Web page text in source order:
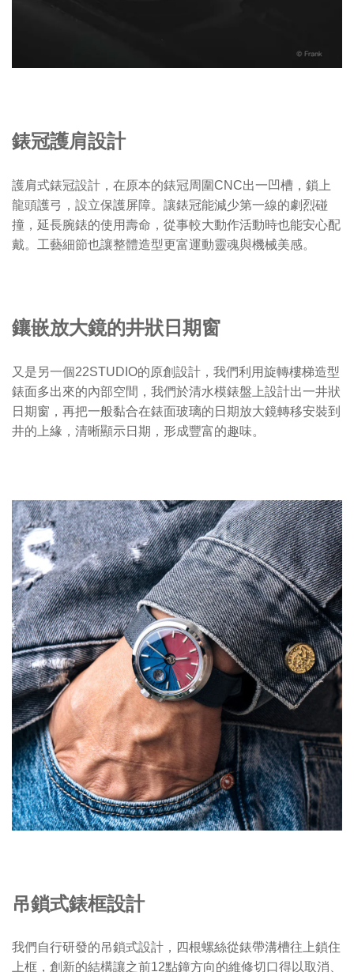
錶冠護肩設計
護肩式錶冠設計，在原本的錶冠周圍CNC出一凹槽，鎖上
龍頭護弓，設立保護屏障。讓錶冠能減少第一線的劇烈碰
撞，延長腕錶的使用壽命，從事較大動作活動時也能安心配
戴。工藝細節也讓整體造型更富運動靈魂與機械美感。
鑲嵌放大鏡的井狀日期窗
又是另一個22STUDIO的原創設計，我們利用旋轉樓梯造型
錶面多出來的內部空間，我們於清水模錶盤上設計出一井狀
日期窗，再把一般黏合在錶面玻璃的日期放大鏡轉移安裝到
井的上緣，清晰顯示日期，形成豐富的趣味。
吊鎖式錶框設計
我們自行研發的吊鎖式設計，四根螺絲從錶帶溝槽往上鎖住
上框，創新的結構讓之前12點鐘方向的維修切口得以取消、